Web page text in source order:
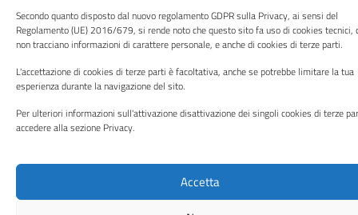
Secondo quanto disposto dal nuovo regolamento GDPR sulla Privacy, ai sensi del
Regolamento (UE) 2016/679, si rende noto che questo sito fa uso di cookies tecnici,
non tracciano informazioni di carattere personale, e anche di cookies di terze parti.
L'accettazione di cookies di terze parti è facoltativa, anche se potrebbe limitare la tua
esperienza durante la navigazione del sito.
Per ulteriori informazioni sull'attivazione disattivazione dei singoli cookies di terze
accedere alla sezione Privacy.
Accetta